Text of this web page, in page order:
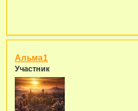
Альма1
Участник